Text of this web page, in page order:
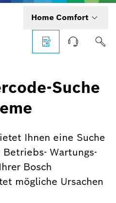
Home Comfort
Suche
Ihnen eine Suche
Betriebs- Wartungs-
Bosch
mögliche Ursachen